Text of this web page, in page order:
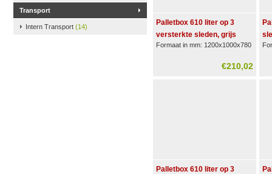
Transport
Intern Transport (14)
Palletbox 610 liter op 3
versterkte sleden, grijs
Formaat in mm: 1200x1000x780
€210,02
Palletbox 610 liter op 3